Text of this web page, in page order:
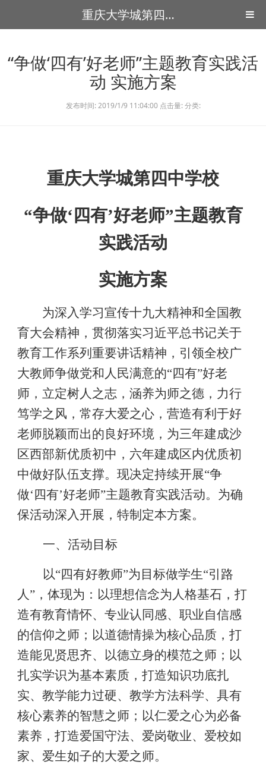
重庆大学城第四中学
“争做‘四有’好老师”主题教育实践活
动 实施方案
发布时间: 2019/1/9 11:04:00 点击量: 分类:
重庆大学城第四中学校
“争做‘四有’好老师”主题教育
实践活动
实施方案
为深入学习宣传十九大精神和全国教
育大会精神，贯彻落实习近平总书记关于
教育工作系列重要讲话精神，引领全校广
大教师争做党和人民满意的“四有”好老
师，立定树人之志，涵养为师之德，力行
笃学之风，常存大爱之心，营造有利于好
老师脱颖而出的良好环境，为三年建成沙
区西部新优质初中，六年建成区内优质初
中做好队伍支撑。现决定持续开展“争
做‘四有’好老师”主题教育实践活动。为确
保活动深入开展，特制定本方案。
一、活动目标
以“四有好教师”为目标做学生“引路
人”，体现为：以理想信念为人格基石，打
造有教育情怀、专业认同感、职业自信感
的信仰之师；以道德情操为核心品质，打
造能见贤思齐、以德立身的模范之师；以
扎实学识为基本素质，打造知识功底扎
实、教学能力过硬、教学方法科学、具有
核心素养的智慧之师；以仁爱之心为必备
素养，打造爱国守法、爱岗敬业、爱校如
家、爱生如子的大爱之师。